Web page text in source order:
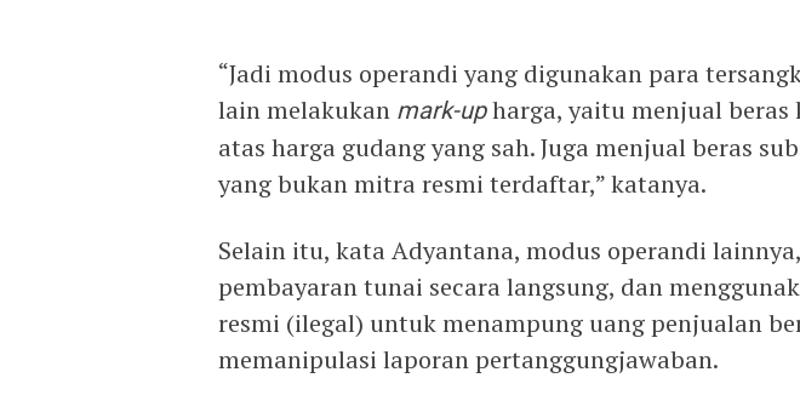
“Jadi modus operandi yang digunakan para
lain melakukan mark-upharga, yaitu menjual beras
atas harga gudang yang sah. Juga menjual beras
yang bukan mitra resmi terdaftar,” katanya.
Selain itu, kata Adyantana, modus operandi
pembayaran tunai secara langsung, dan
resmi (ilegal) untuk menampung uang penjualan
memanipulasi laporan pertanggungjawaban.